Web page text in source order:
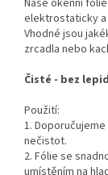
Naše okenní
elektrostaticky a
Vhodné jsou
zrcadla nebo
Čisté - bez
Použití:
1.
nečistot.
2. Fólie se